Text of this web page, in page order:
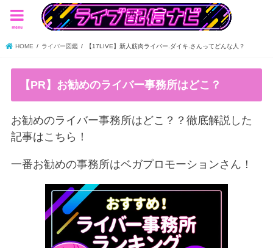
menu
HOME ライバー図鑑 【17LIVE】新人筋肉ライバー.ダイキ.さんってどんな人？
【PR】お勧めのライバー事務所はどこ？
お勧めのライバー事務所はどこ？？徹底解説した
記事はこちら！
一番お勧めの事務所はベガプロモーションさん！